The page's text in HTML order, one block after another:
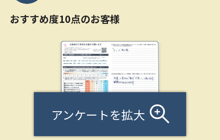
おすすめ度10点のお客様
アンケートを拡大